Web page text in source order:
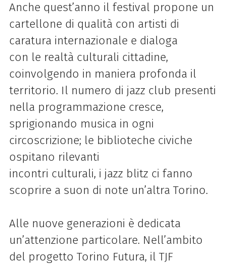
Anche quest’anno il festival propone un
cartellone di qualità con artisti di
caratura internazionale e dialoga
con le realtà culturali cittadine,
coinvolgendo in maniera profonda il
territorio. Il numero di jazz club presenti
nella programmazione cresce,
sprigionando musica in ogni
circoscrizione; le biblioteche civiche
ospitano rilevanti
incontri culturali, i jazz blitz ci fanno
scoprire a suon di note un’altra Torino.
Alle nuove generazioni è dedicata
un’attenzione particolare. Nell’ambito
del progetto Torino Futura, il TJF